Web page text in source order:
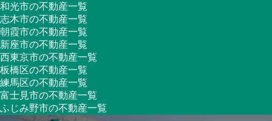
和光市の不動産一覧
志木市の不動産一覧
朝霞市の不動産一覧
新座市の不動産一覧
西東京市の不動産一覧
板橋区の不動産一覧
練馬区の不動産一覧
富士見市の不動産一覧
ふじみ野市の不動産一覧